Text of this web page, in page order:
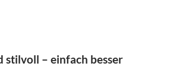
stilvoll – einfach besser